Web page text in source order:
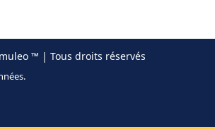
™ | Tous droits réservés